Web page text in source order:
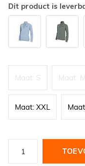
Dit product is
Maat: S Maat: M
Maat: XXL